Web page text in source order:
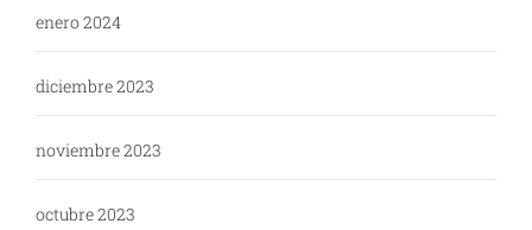
enero 2024
diciembre 2023
noviembre 2023
octubre 2023